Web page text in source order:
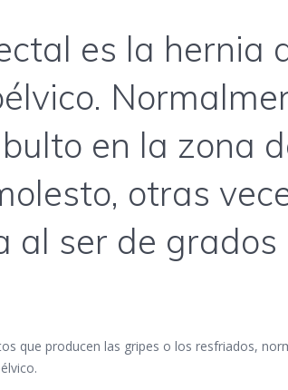
es la hernia
en la zona
otras
al ser de grados
que producen las gripes o los resfriados,